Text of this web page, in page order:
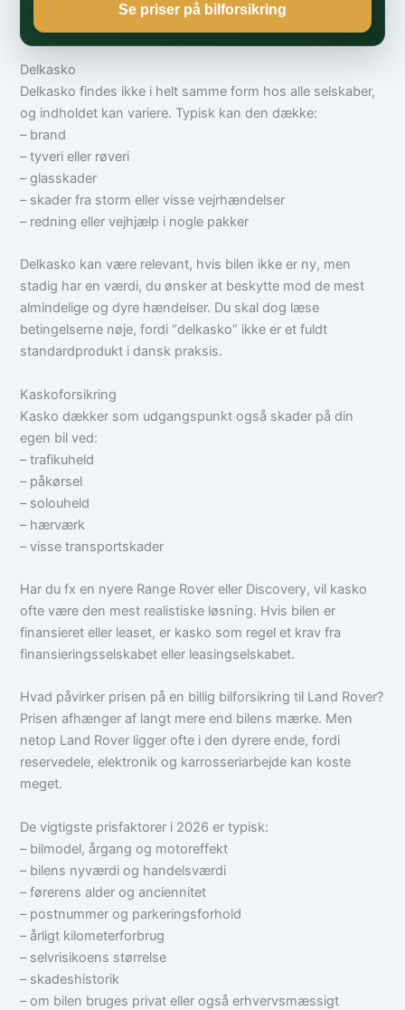
Se priser på bilforsikring
Delkasko
Delkasko findes ikke i helt samme form hos alle selskaber,
og indholdet kan variere. Typisk kan den dække:
– brand
– tyveri eller røveri
– glasskader
– skader fra storm eller visse vejrhændelser
– redning eller vejhjælp i nogle pakker
Delkasko kan være relevant, hvis bilen ikke er ny, men
stadig har en værdi, du ønsker at beskytte mod de mest
almindelige og dyre hændelser. Du skal dog læse
betingelserne nøje, fordi “delkasko” ikke er et fuldt
standardprodukt i dansk praksis.
Kaskoforsikring
Kasko dækker som udgangspunkt også skader på din
egen bil ved:
– trafikuheld
– påkørsel
– solouheld
– hærværk
– visse transportskader
Har du fx en nyere Range Rover eller Discovery, vil kasko
ofte være den mest realistiske løsning. Hvis bilen er
finansieret eller leaset, er kasko som regel et krav fra
finansieringsselskabet eller leasingselskabet.
Hvad påvirker prisen på en billig bilforsikring til Land Rover?
Prisen afhænger af langt mere end bilens mærke. Men
netop Land Rover ligger ofte i den dyrere ende, fordi
reservedele, elektronik og karrosseriarbejde kan koste
meget.
De vigtigste prisfaktorer i 2026 er typisk:
– bilmodel, årgang og motoreffekt
– bilens nyværdi og handelsværdi
– førerens alder og anciennitet
– postnummer og parkeringsforhold
– årligt kilometerforbrug
– selvrisikoens størrelse
– skadeshistorik
– om bilen bruges privat eller også erhvervsmæssigt